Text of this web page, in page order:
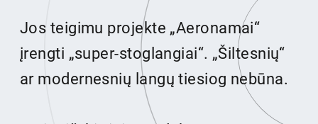
Jos teigimu projekte „Aeronamai“
įrengti „super-stoglangiai“. „Šiltesnių“
ar modernesnių langų tiesiog nebūna.